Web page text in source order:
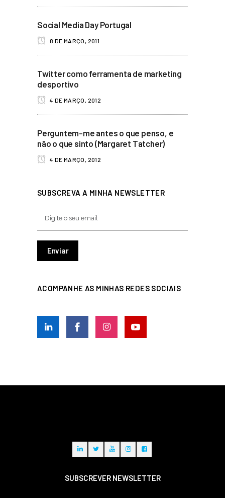
Social Media Day Portugal
8 DE MARÇO, 2011
Twitter como ferramenta de marketing
desportivo
4 DE MARÇO, 2012
Perguntem-me antes o que penso, e
não o que sinto (Margaret Tatcher)
4 DE MARÇO, 2012
SUBSCREVA A MINHA NEWSLETTER
ACOMPANHE AS MINHAS REDES SOCIAIS
SUBSCREVER NEWSLETTER